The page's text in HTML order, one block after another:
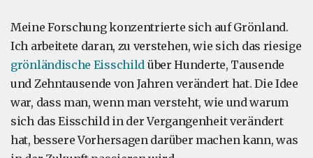
Meine Forschung konzentrierte sich auf Grönland.
Ich arbeitete daran, zu verstehen, wie sich das riesige
grönländische Eisschild über Hunderte, Tausende
und Zehntausende von Jahren verändert hat. Die Idee
war, dass man, wenn man versteht, wie und warum
sich das Eisschild in der Vergangenheit verändert
hat, bessere Vorhersagen darüber machen kann, was